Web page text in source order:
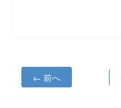
投← 前へ